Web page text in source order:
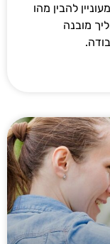
להבין מהו
מובנה